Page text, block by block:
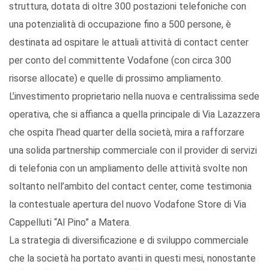
struttura, dotata di oltre 300 postazioni telefoniche con
una potenzialità di occupazione fino a 500 persone, è
destinata ad ospitare le attuali attività di contact center
per conto del committente Vodafone (con circa 300
risorse allocate) e quelle di prossimo ampliamento.
L’investimento proprietario nella nuova e centralissima sede
operativa, che si affianca a quella principale di Via Lazazzera
che ospita l’head quarter della società, mira a rafforzare
una solida partnership commerciale con il provider di servizi
di telefonia con un ampliamento delle attività svolte non
soltanto nell’ambito del contact center, come testimonia
la contestuale apertura del nuovo Vodafone Store di Via
Cappelluti “Al Pino” a Matera.
La strategia di diversificazione e di sviluppo commerciale
che la società ha portato avanti in questi mesi, nonostante